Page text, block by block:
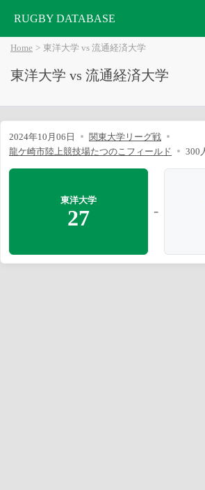
RUGBY DATABASE
Home 東洋大学 vs 流通経済大学
東洋大学 vs 流通経済大学
2024年10月06日
関東大学リーグ戦
龍ケ崎市陸上競技場たつのこフィールド
300
東洋大学
27 -